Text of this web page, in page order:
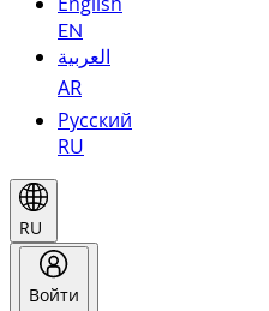
EN
العربية
AR
Русский
RU
RU
Войти